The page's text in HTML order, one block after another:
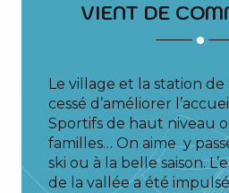
VIENT DE
Le village et la station de
cessé d’améliorer
Sportifs de haut niveau
familles… On aime y
ski ou à la belle saison.
de la vallée a été